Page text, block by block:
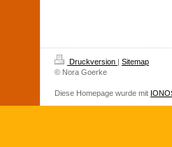
Druckversion | Sitemap
© Nora Goerke
Diese Homepage wurde mit